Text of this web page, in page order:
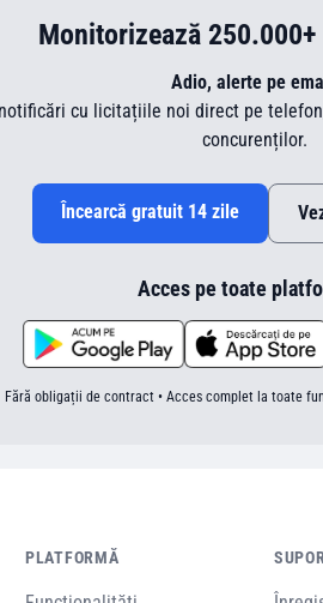
Monitorizează
Adio, alerte pe
cu licitațiile noi direct pe
concurenților.
Încearcă gratuit 14 zile
Acces pe toate
Fără obligații de contract • Acces complet la toate
PLATFORMĂ